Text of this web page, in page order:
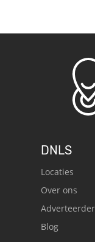
DNLS
Locaties
Over ons
Blog